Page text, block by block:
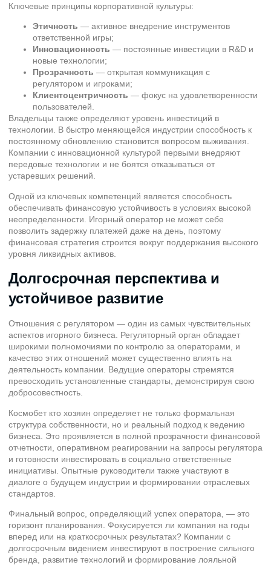
Ключевые принципы корпоративной культуры:
Этичность — активное внедрение инструментов
ответственной игры;
Инновационность — постоянные инвестиции в R&D и
новые технологии;
Прозрачность — открытая коммуникация с
регулятором и игроками;
Клиентоцентричность — фокус на удовлетворенности
пользователей.
Владельцы также определяют уровень инвестиций в
технологии. В быстро меняющейся индустрии способность к
постоянному обновлению становится вопросом выживания.
Компании с инновационной культурой первыми внедряют
передовые технологии и не боятся отказываться от
устаревших решений.
Одной из ключевых компетенций является способность
обеспечивать финансовую устойчивость в условиях высокой
неопределенности. Игорный оператор не может себе
позволить задержку платежей даже на день, поэтому
финансовая стратегия строится вокруг поддержания высокого
уровня ликвидных активов.
Долгосрочная перспектива и
устойчивое развитие
Отношения с регулятором — один из самых чувствительных
аспектов игорного бизнеса. Регуляторный орган обладает
широкими полномочиями по контролю за операторами, и
качество этих отношений может существенно влиять на
деятельность компании. Ведущие операторы стремятся
превосходить установленные стандарты, демонстрируя свою
добросовестность.
Космобет кто хозяин определяет не только формальная
структура собственности, но и реальный подход к ведению
бизнеса. Это проявляется в полной прозрачности финансовой
отчетности, оперативном реагировании на запросы регулятора
и готовности инвестировать в социально ответственные
инициативы. Опытные руководители также участвуют в
диалоге о будущем индустрии и формировании отраслевых
стандартов.
Финальный вопрос, определяющий успех оператора, — это
горизонт планирования. Фокусируется ли компания на годы
вперед или на краткосрочных результатах? Компании с
долгосрочным видением инвестируют в построение сильного
бренда, развитие технологий и формирование лояльной